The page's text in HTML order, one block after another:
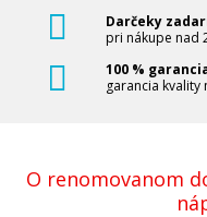
Darčeky
pri nákupe nad
100 %
garancia kvality
O renomovanom